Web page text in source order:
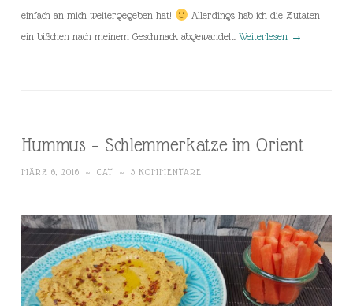
einfach an mich weitergegeben hat!
Allerdings hab ich die Zutaten
ein bißchen nach meinem Geschmack abgewandelt. Weiterlesen →
Hummus – Schlemmerkatze im Orient
MÄRZ 6, 2016 ~ CAT ~ 3 KOMMENTARE